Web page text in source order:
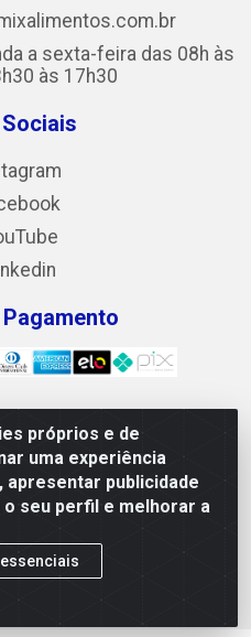
próprios e de
uma experiência
apresentar publicidade
seu perfil e melhorar a
a sexta-feira das 08h às
às 17h30
Ne 55 (412 Norte), Alameda
TO - CEP 77.006-540 -
0001-02